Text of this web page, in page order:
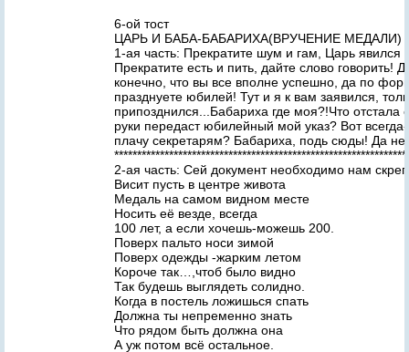
6-ой тост
ЦАРЬ И БАБА-БАБАРИХА(ВРУЧЕНИЕ МЕДАЛИ)
1-ая часть: Прекратите шум и гам, Царь явился
Прекратите есть и пить, дайте слово говорить!
конечно, что вы все вполне успешно, да по
празднуете юбилей! Тут и я к вам заявился,
припозднился...Бабариха где моя?!Что отстала
руки передаст юбилейный мой указ? Вот
плачу секретарям? Бабариха, подь сюды! Да
2-ая часть: Сей документ необходимо нам
Висит пусть в центре живота
Медаль на самом видном месте
Носить её везде, всегда
100 лет, а если хочешь-можешь 200.
Поверх пальто носи зимой
Поверх одежды -жарким летом
Короче так…,чтоб было видно
Так будешь выглядеть солидно.
Когда в постель ложишься спать
Должна ты непременно знать
Что рядом быть должна она
А уж потом всё остальное.